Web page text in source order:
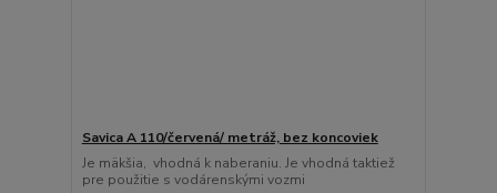
Savica A 110/červená/ metráž, bez koncoviek
Je mäkšia, vhodná k naberaniu. Je vhodná taktiež
pre použitie s vodárenskými vozmi